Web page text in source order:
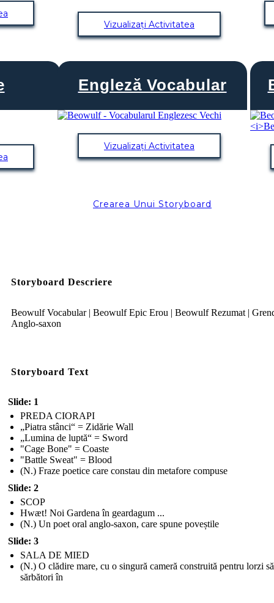
Vizualizați Activitatea
Engleză Vocabular
Vizualizați Activitatea
Crearea Unui Storyboard
Storyboard Descriere
Beowulf Vocabular | Beowulf Epic Erou | Beowulf Rezumat |
Anglo-saxon
Storyboard Text
Slide: 1
PREDA CIORAPI
„Piatra stânci“ = Zidărie Wall
„Lumina de luptă“ = Sword
"Cage Bone" = Coaste
"Battle Sweat" = Blood
(N.) Fraze poetice care constau din metafore compuse
Slide: 2
SCOP
Hwæt! Noi Gardena în geardagum ...
(N.) Un poet oral anglo-saxon, care spune poveștile
Slide: 3
SALA DE MIED
(N.) O clădire mare, cu o singură cameră construită pentru lorzi
sărbători în